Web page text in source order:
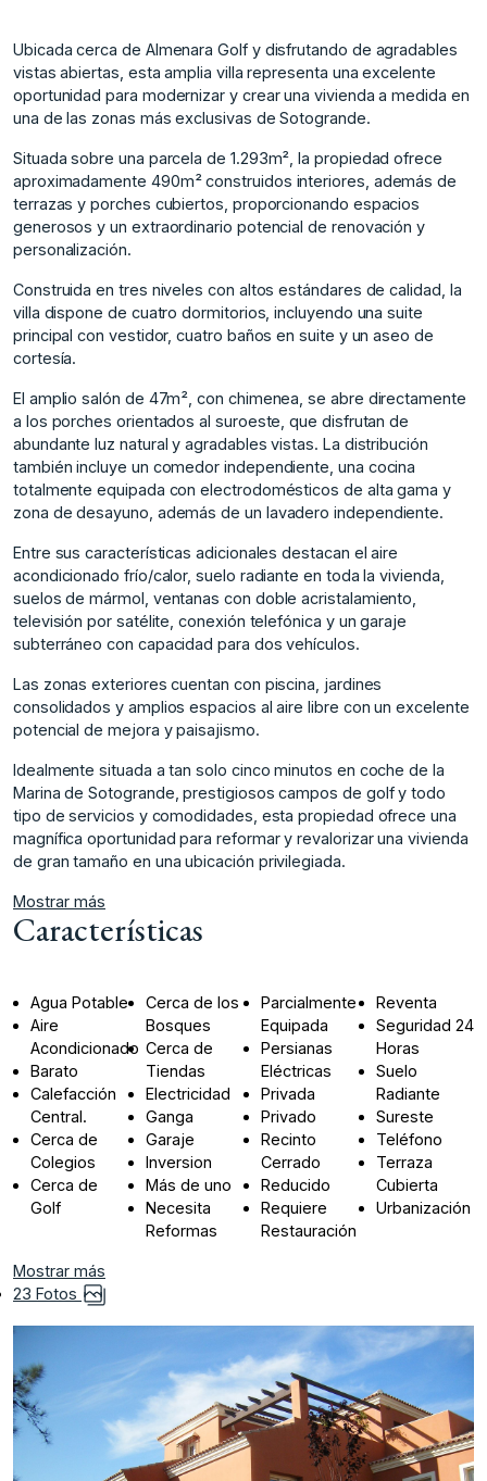
Ubicada cerca de Almenara Golf y disfrutando de agradables
vistas abiertas, esta amplia villa representa una excelente
oportunidad para modernizar y crear una vivienda a medida en
una de las zonas más exclusivas de Sotogrande.
Situada sobre una parcela de 1.293m², la propiedad ofrece
aproximadamente 490m² construidos interiores, además de
terrazas y porches cubiertos, proporcionando espacios
generosos y un extraordinario potencial de renovación y
personalización.
Construida en tres niveles con altos estándares de calidad, la
villa dispone de cuatro dormitorios, incluyendo una suite
principal con vestidor, cuatro baños en suite y un aseo de
cortesía.
El amplio salón de 47m², con chimenea, se abre directamente
a los porches orientados al suroeste, que disfrutan de
abundante luz natural y agradables vistas. La distribución
también incluye un comedor independiente, una cocina
totalmente equipada con electrodomésticos de alta gama y
zona de desayuno, además de un lavadero independiente.
Entre sus características adicionales destacan el aire
acondicionado frío/calor, suelo radiante en toda la vivienda,
suelos de mármol, ventanas con doble acristalamiento,
televisión por satélite, conexión telefónica y un garaje
subterráneo con capacidad para dos vehículos.
Las zonas exteriores cuentan con piscina, jardines
consolidados y amplios espacios al aire libre con un excelente
potencial de mejora y paisajismo.
Idealmente situada a tan solo cinco minutos en coche de la
Marina de Sotogrande, prestigiosos campos de golf y todo
tipo de servicios y comodidades, esta propiedad ofrece una
magnífica oportunidad para reformar y revalorizar una vivienda
de gran tamaño en una ubicación privilegiada.
Mostrar más
Características
Agua Potable
Aire
Acondicionado
Barato
Calefacción
Central.
Cerca de
Colegios
Cerca de
Golf
Cerca de los
Bosques
Cerca de
Tiendas
Electricidad
Ganga
Garaje
Inversion
Más de uno
Necesita
Reformas
Parcialmente
Equipada
Persianas
Eléctricas
Privada
Privado
Recinto
Cerrado
Reducido
Requiere
Restauración
Reventa
Seguridad 24
Horas
Suelo
Radiante
Sureste
Teléfono
Terraza
Cubierta
Urbanización
Mostrar más
23 Fotos